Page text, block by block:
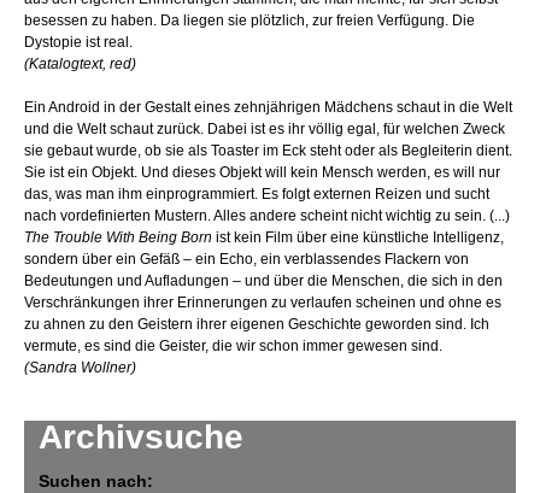
Archivsuche
Suchen nach:
besessen zu haben. Da liegen sie plötzlich, zur freien Verfügung. Die
Dystopie ist real.
(Katalogtext, red)
Ein Android in der Gestalt eines zehnjährigen Mädchens schaut in die Welt
und die Welt schaut zurück. Dabei ist es ihr völlig egal, für welchen Zweck
sie gebaut wurde, ob sie als Toaster im Eck steht oder als Begleiterin dient.
Sie ist ein Objekt. Und dieses Objekt will kein Mensch werden, es will nur
das, was man ihm einprogrammiert. Es folgt externen Reizen und sucht
nach vordefinierten Mustern. Alles andere scheint nicht wichtig zu sein. (...)
The Trouble With Being Born ist kein Film über eine künstliche Intelligenz,
sondern über ein Gefäß – ein Echo, ein verblassendes Flackern von
Bedeutungen und Aufladungen – und über die Menschen, die sich in den
Verschränkungen ihrer Erinnerungen zu verlaufen scheinen und ohne es
zu ahnen zu den Geistern ihrer eigenen Geschichte geworden sind. Ich
vermute, es sind die Geister, die wir schon immer gewesen sind.
(Sandra Wollner)